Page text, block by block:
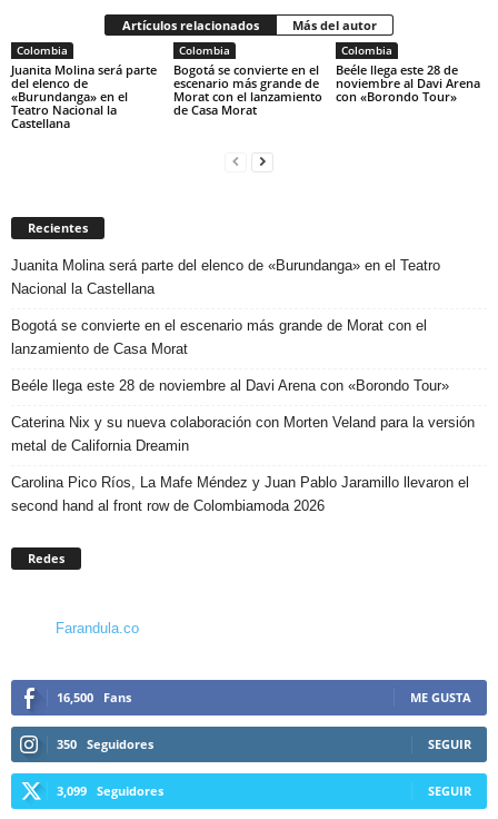
Artículos relacionados Más del autor
Colombia
Juanita Molina será parte
del elenco de
«Burundanga» en el
Teatro Nacional la
Castellana
Colombia
Bogotá se convierte en el
escenario más grande de
Morat con el lanzamiento
de Casa Morat
Colombia
Beéle llega este 28 de
noviembre al Davi Arena
con «Borondo Tour»
Recientes
Juanita Molina será parte del elenco de «Burundanga» en el Teatro
Nacional la Castellana
Bogotá se convierte en el escenario más grande de Morat con el
lanzamiento de Casa Morat
Beéle llega este 28 de noviembre al Davi Arena con «Borondo Tour»
Caterina Nix y su nueva colaboración con Morten Veland para la versión
metal de California Dreamin
Carolina Pico Ríos, La Mafe Méndez y Juan Pablo Jaramillo llevaron el
second hand al front row de Colombiamoda 2026
Redes
Farandula.co
16,500 Fans ME GUSTA
350 Seguidores SEGUIR
3,099 Seguidores SEGUIR